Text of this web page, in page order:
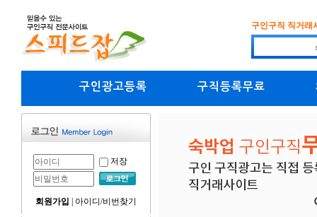
구인구직 직거래
구인광고등록 구직등록무료
저장
회원가입 아이디/비번찾기